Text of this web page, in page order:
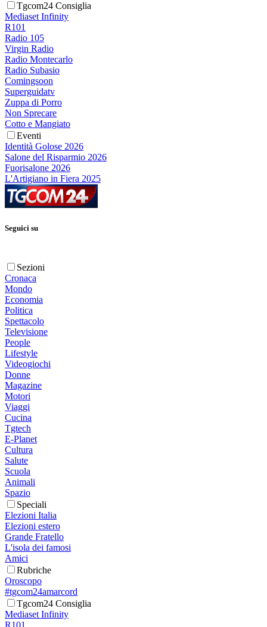
Tgcom24 Consiglia
Mediaset Infinity
R101
Radio 105
Virgin Radio
Radio Montecarlo
Radio Subasio
Comingsoon
Superguidatv
Zuppa di Porro
Non Sprecare
Cotto e Mangiato
Eventi
Identità Golose 2026
Salone del Risparmio 2026
Fuorisalone 2026
L'Artigiano in Fiera 2025
Seguici su
Sezioni
Cronaca
Mondo
Economia
Politica
Spettacolo
Televisione
People
Lifestyle
Videogiochi
Donne
Magazine
Motori
Viaggi
Cucina
Tgtech
E-Planet
Cultura
Salute
Scuola
Animali
Spazio
Speciali
Elezioni Italia
Elezioni estero
Grande Fratello
L'isola dei famosi
Amici
Rubriche
Oroscopo
#tgcom24amarcord
Tgcom24 Consiglia
Mediaset Infinity
R101